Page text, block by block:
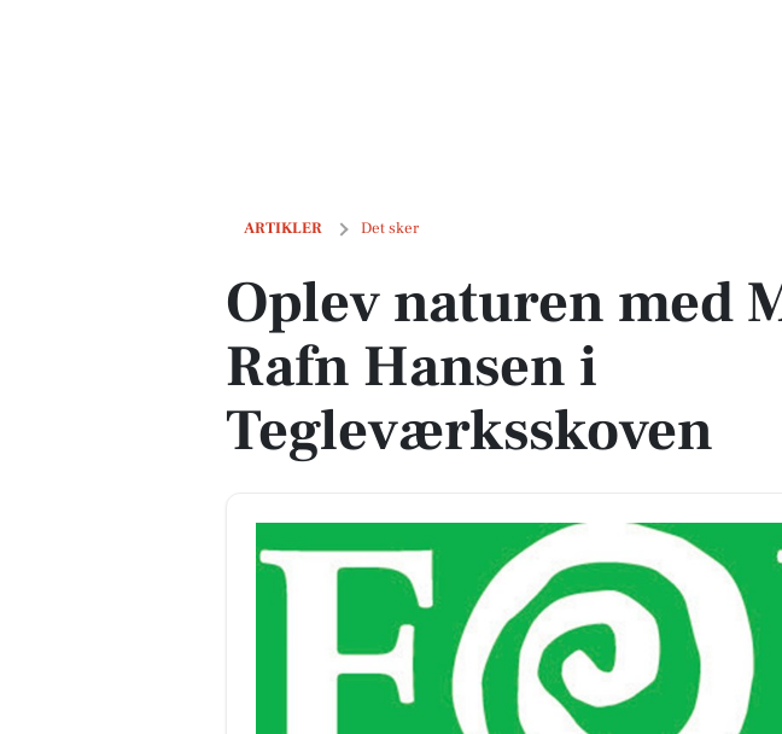
ARTIKLER Det sker
Oplev naturen med Mia Rafn Hansen i Tegleværksskoven
Oplev naturen med
Rafn Hansen i
Tegleværksskoven